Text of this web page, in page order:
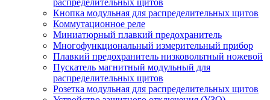
распределительных щитов
Кнопка модульная для распределительных щитов
Коммутационное реле
Миниатюрный плавкий предохранитель
Многофункциональный измерительный прибор
Плавкий предохранитель низковольтный ножевой
Пускатель магнитный модульный для
распределительных щитов
Розетка модульная для распределительных щитов